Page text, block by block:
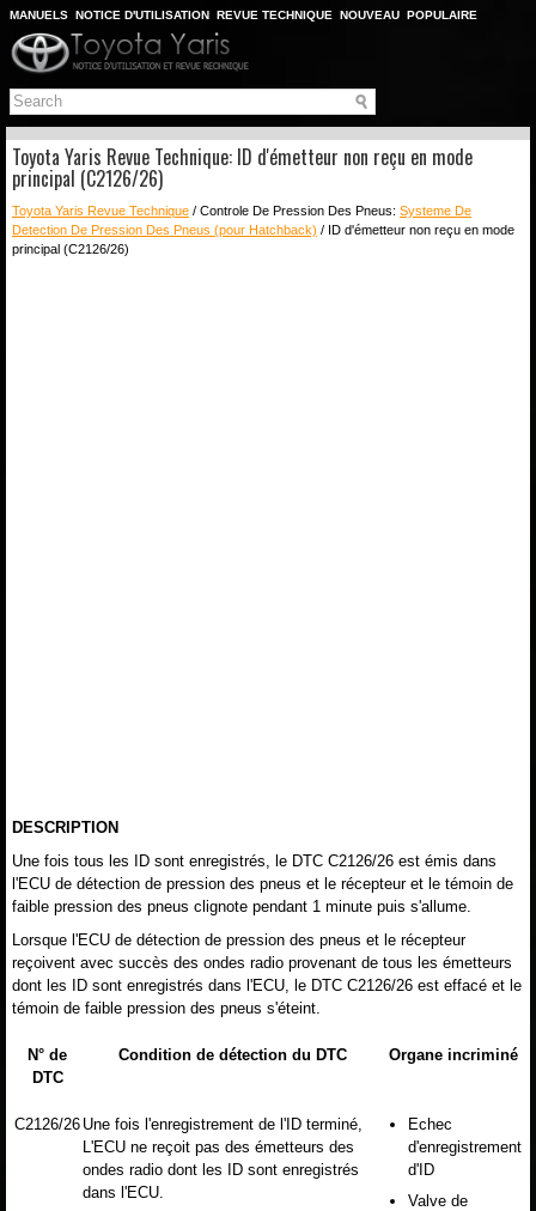
MANUELS NOTICE D'UTILISATION REVUE TECHNIQUE NOUVEAU POPULAIRE
PLAN DU SITE
CHERCHER
Toyota Yaris Revue Technique: ID d'émetteur non reçu en mode
principal (C2126/26)
Toyota Yaris Revue Technique / Controle De Pression Des Pneus: Systeme De
Detection De Pression Des Pneus (pour Hatchback) / ID d'émetteur non reçu en mode
principal (C2126/26)
DESCRIPTION
Une fois tous les ID sont enregistrés, le DTC C2126/26 est émis dans
l'ECU de détection de pression des pneus et le récepteur et le témoin de
faible pression des pneus clignote pendant 1 minute puis s'allume.
Lorsque l'ECU de détection de pression des pneus et le récepteur
reçoivent avec succès des ondes radio provenant de tous les émetteurs
dont les ID sont enregistrés dans l'ECU, le DTC C2126/26 est effacé et le
témoin de faible pression des pneus s'éteint.
N° de
DTC
Condition de détection du DTC Organe incriminé
C2126/26 Une fois l'enregistrement de l'ID terminé,
L'ECU ne reçoit pas des émetteurs des
ondes radio dont les ID sont enregistrés
dans l'ECU.
Echec
d'enregistrement
d'ID
Valve de